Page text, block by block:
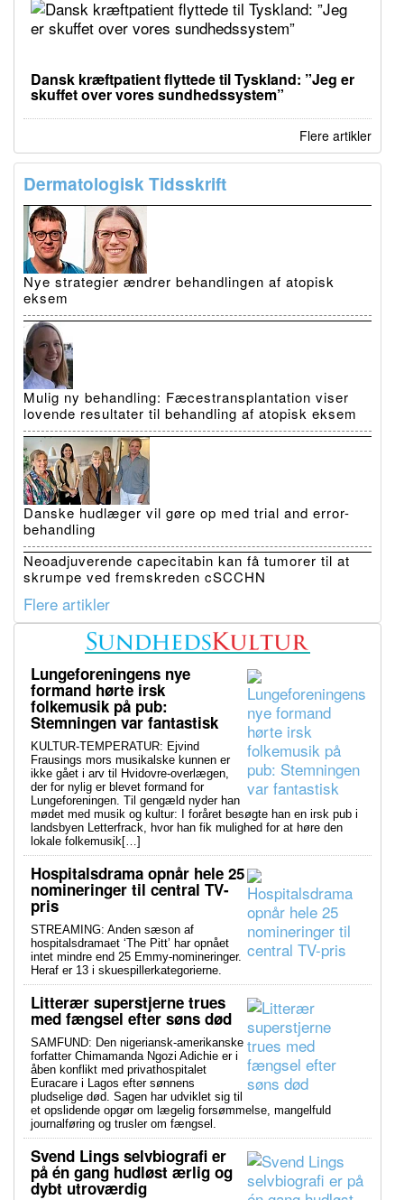
Dansk kræftpatient flyttede til Tyskland: ”Jeg er
skuffet over vores sundhedssystem”
Flere artikler
Dermatologisk Tidsskrift
Nye strategier ændrer behandlingen af atopisk
eksem
Mulig ny behandling: Fæcestransplantation viser
lovende resultater til behandling af atopisk eksem
Danske hudlæger vil gøre op med trial and error-
behandling
Neoadjuverende capecitabin kan få tumorer til at
skrumpe ved fremskreden cSCCHN
Flere artikler
Lungeforeningens nye
formand hørte irsk
folkemusik på pub:
Stemningen var fantastisk
KULTUR-TEMPERATUR: Ejvind
Frausings mors musikalske kunnen er
ikke gået i arv til Hvidovre-overlægen,
der for nylig er blevet formand for
Lungeforeningen. Til gengæld nyder han
mødet med musik og kultur: I foråret besøgte han en irsk pub i
landsbyen Letterfrack, hvor han fik mulighed for at høre den
lokale folkemusik[…]
Hospitalsdrama opnår hele 25
nomineringer til central TV-
pris
STREAMING: Anden sæson af
hospitalsdramaet ‘The Pitt’ har opnået
intet mindre end 25 Emmy-nomineringer.
Heraf er 13 i skuespillerkategorierne.
Litterær superstjerne trues
med fængsel efter søns død
SAMFUND: Den nigeriansk-amerikanske
forfatter Chimamanda Ngozi Adichie er i
åben konflikt med privathospitalet
Euracare i Lagos efter sønnens
pludselige død. Sagen har udviklet sig til
et opslidende opgør om lægelig forsømmelse, mangelfuld
journalføring og trusler om fængsel.
Svend Lings selvbiografi er
på én gang hudløst ærlig og
dybt utroværdig